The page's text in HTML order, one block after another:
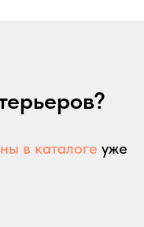
в каталоге уже